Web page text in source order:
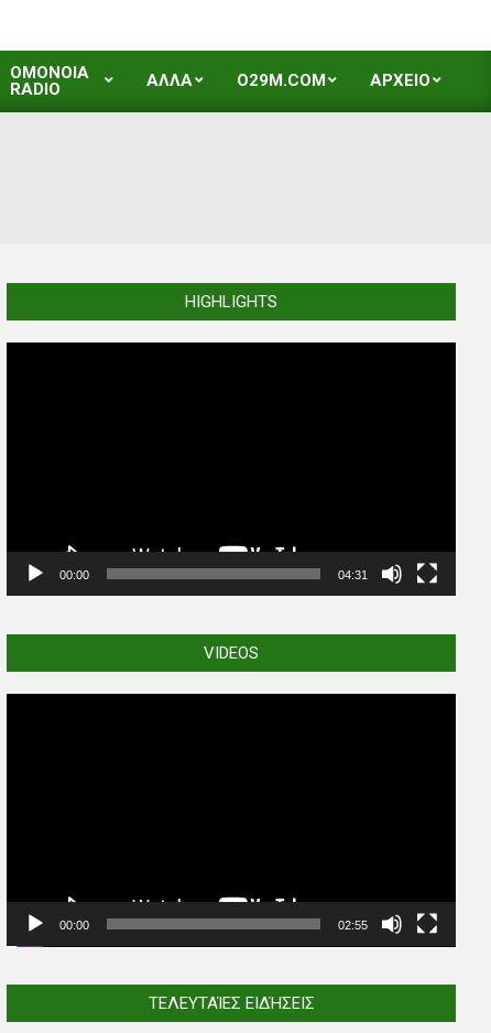
OMONOIA
RADIO
ΑΛΛΑ O29M.COM ΑΡΧΕΙΟ
HIGHLIGHTS
00:00 04:31
VIDEOS
00:00 02:55
ΤΕΛΕΥΤΑΊΕΣ ΕΙΔΉΣΕΙΣ